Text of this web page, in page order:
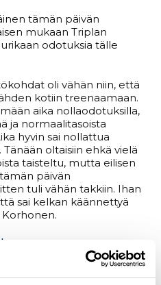
tämän päivän
mukaan Triplan
odotuksia tälle
oli vähän niin, että
kotiin treenaamaan.
aika nollaodotuksilla,
ja normaalitasoista
hyvin sai nollattua
oltaisiin ehkä vielä
taisteltu, mutta eilisen
päivän
tuli vähän takkiin. Ihan
sai kelkan käännettyä
lähti hiihto-osuudelle
liiteli